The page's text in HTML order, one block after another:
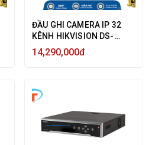
ĐẦU GHI CAMERA IP 32
KÊNH HIKVISION DS-
8632NI-K8, 8 SATA HDD,
HDMI 4K, VGA, ESATA,
14,290,000đ